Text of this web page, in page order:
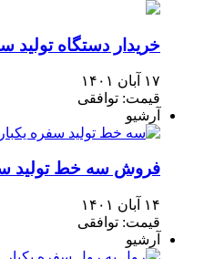
خریدار دستگاه
۱۷ آبان ۱۴۰۱
قیمت: توافقی
آرشیو
فروش سه خط تولید
۱۴ آبان ۱۴۰۱
قیمت: توافقی
آرشیو